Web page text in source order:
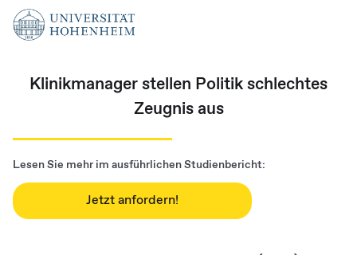
Klinikmanager stellen Politik schlechtes
Zeugnis aus
Lesen Sie mehr im ausführlichen Studienbericht:
Jetzt anfordern!